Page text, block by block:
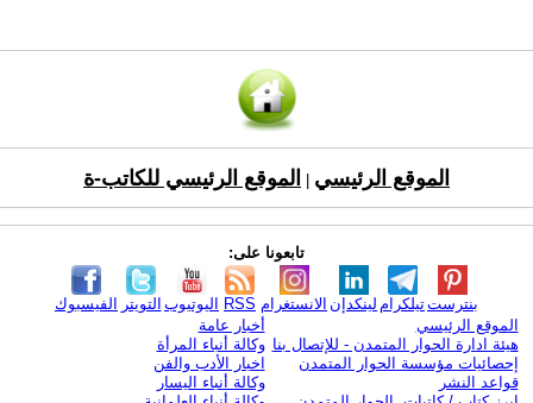
الموقع الرئيسي الموقع الرئيسي للكاتب-ة
تابعونا على:
الفيسبوك التويتر اليوتيوب RSS الانستغرام لينكدإن تيلكرامبنترست
الموقع الرئيسي
هيئة ادارة الحوار المتمدن - للإتصال بنا
إحصائيات مؤسسة الحوار المتمدن
قواعد النشر
أخبار عامة
وكالة أنباء المرأة
اخبار الأدب والفن
وكالة أنباء اليسار